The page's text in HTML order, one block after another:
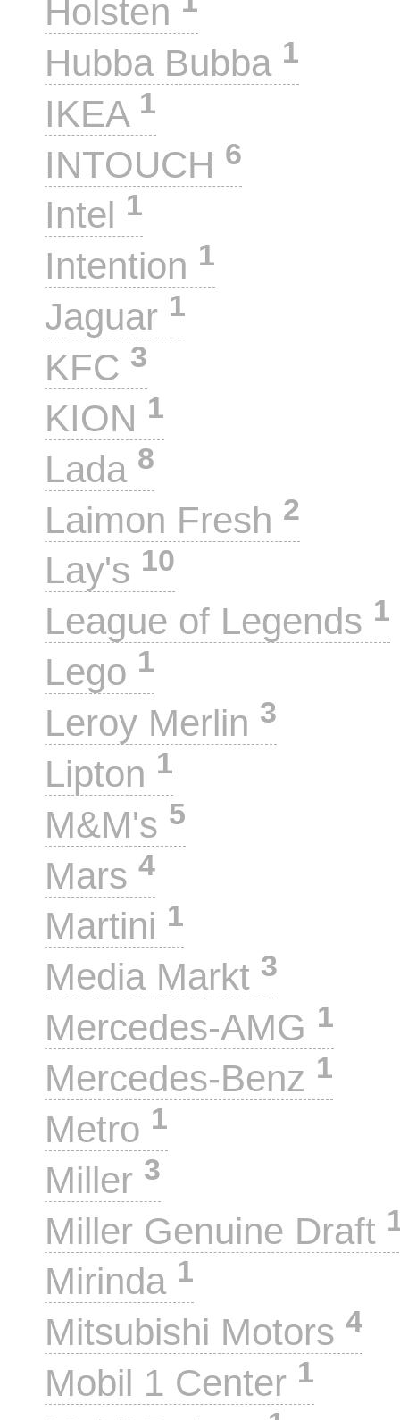
Holsten
Hubba Bubba 1
IKEA 1
INTOUCH 6
Intel 1
Intention 1
Jaguar 1
KFC 3
KION 1
Lada 8
Laimon Fresh 2
Lay's 10
League of Legends 1
Lego 1
Leroy Merlin 3
Lipton 1
M&M's 5
Mars 4
Martini 1
Media Markt 3
Mercedes-AMG 1
Mercedes-Benz 1
Metro 1
Miller 3
Miller Genuine Draft
Mirinda 1
Mitsubishi Motors 4
Mobil 1 Center 1